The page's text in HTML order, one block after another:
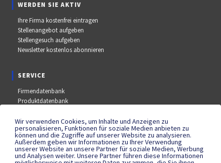
WERDEN SIE AKTIV
Ihre Firma kostenfrei eintragen
Stellenangebot aufgeben
Stellengesuch aufgeben
Newsletter kostenlos abonnieren
SERVICE
Firmendatenbank
Produktdatenbank
Aus- und Weiterbildungsdatenbank
Messe- und Kongressdatenbank
SOCIAL MEDIA
Wir verwenden Cookies, um Inhalte und Anzeigen zu
personalisieren, Funktionen für soziale Medien anbieten zu
können und die Zugriffe auf unserer Website zu analysieren.
Außerdem geben wir Informationen zu Ihrer Verwendung
unserer Website an unsere Partner für soziale Medien, Werbung
und Analysen weiter. Unsere Partner führen diese Informationen